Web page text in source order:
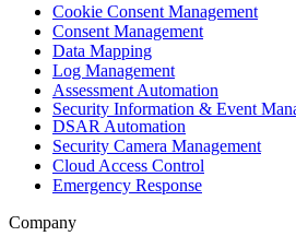
Cookie Consent Management
Consent Management
Data Mapping
Log Management
Assessment Automation
Security Information & Event
DSAR Automation
Security Camera Management
Cloud Access Control
Emergency Response
Company